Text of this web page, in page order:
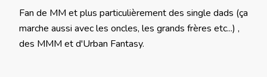
Fan de MM et plus particulièrement des single dads (ça
marche aussi avec les oncles, les grands frères etc...) ,
des MMM et d'Urban Fantasy.